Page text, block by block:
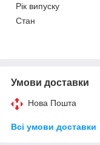
Рік випуску
Стан
Умови доставки
Нова Пошта
Всі умови доставки